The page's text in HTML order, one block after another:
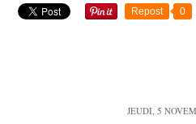
Repost 0
JEUDI, 5